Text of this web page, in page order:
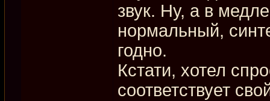
звук. Ну, а в
нормальный,
годно.
Кстати, хотел
соответствует